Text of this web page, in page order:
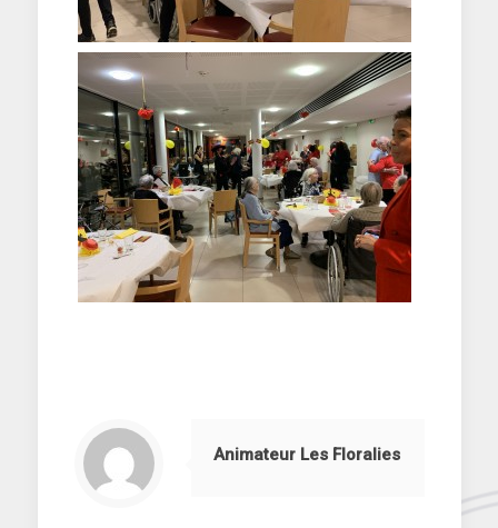
Animateur Les Floralies